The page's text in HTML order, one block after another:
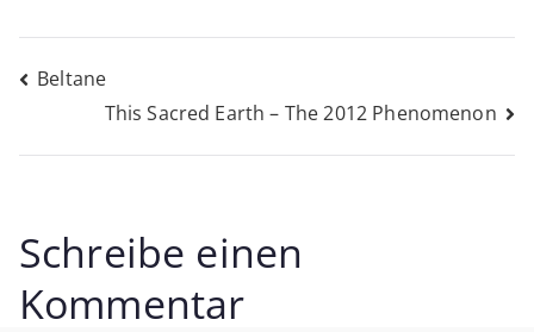
Beitragsnavigation
Beltane
This Sacred Earth – The 2012 Phenomenon
Schreibe einen
Kommentar